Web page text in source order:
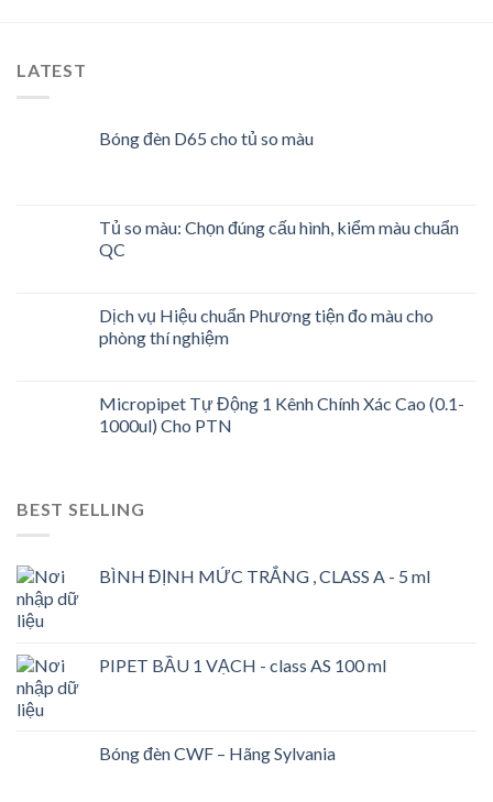
LATEST
Bóng đèn D65 cho tủ so màu
Tủ so màu: Chọn đúng cấu hình, kiểm màu chuẩn
QC
Dịch vụ Hiệu chuẩn Phương tiện đo màu cho
phòng thí nghiệm
Micropipet Tự Động 1 Kênh Chính Xác Cao (0.1-
1000ul) Cho PTN
BEST SELLING
BÌNH ĐỊNH MỨC TRẮNG , CLASS A - 5 ml
PIPET BẦU 1 VẠCH - class AS 100 ml
Bóng đèn CWF – Hãng Sylvania